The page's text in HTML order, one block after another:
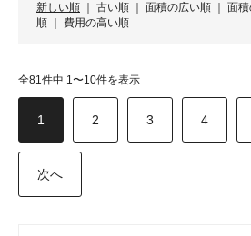
新しい順
古い順 面積の広い順 面
順
費用の高い順
全81件中 1〜10件を表示
1 2 3 4
次へ